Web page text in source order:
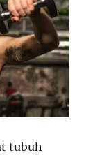
tubuh